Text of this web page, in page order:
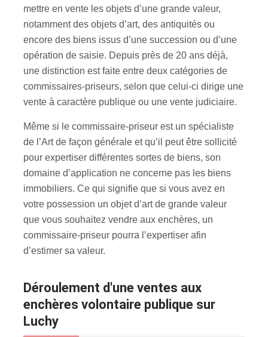
mettre en vente les objets d’une grande valeur,
notamment des objets d’art, des antiquités ou
encore des biens issus d’une succession ou d’une
opération de saisie. Depuis près de 20 ans déjà,
une distinction est faite entre deux catégories de
commissaires-priseurs, selon que celui-ci dirige une
vente à caractère publique ou une vente judiciaire.
Même si le commissaire-priseur est un spécialiste
de l’Art de façon générale et qu’il peut être sollicité
pour expertiser différentes sortes de biens, son
domaine d’application ne concerne pas les biens
immobiliers. Ce qui signifie que si vous avez en
votre possession un objet d’art de grande valeur
que vous souhaitez vendre aux enchères, un
commissaire-priseur pourra l’expertiser afin
d’estimer sa valeur.
Déroulement d'une ventes aux
enchères volontaire publique sur
Luchy